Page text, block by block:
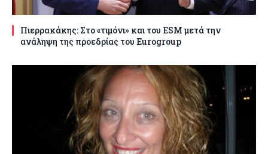
Πιερρακάκης: Στο «τιμόνι» και του ESM μετά την
ανάληψη της προεδρίας του Eurogroup